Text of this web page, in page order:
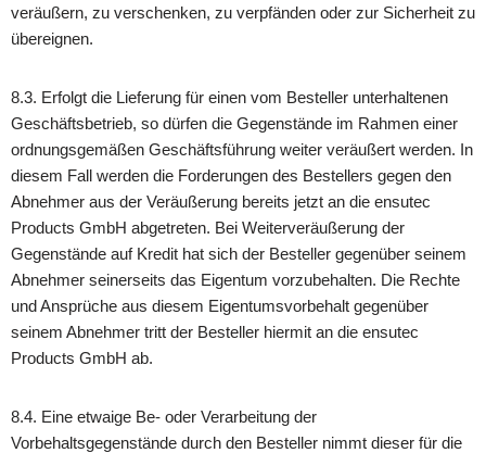
veräußern, zu verschenken, zu verpfänden oder zur Sicherheit zu
übereignen.
8.3. Erfolgt die Lieferung für einen vom Besteller unterhaltenen
Geschäftsbetrieb, so dürfen die Gegenstände im Rahmen einer
ordnungsgemäßen Geschäftsführung weiter veräußert werden. In
diesem Fall werden die Forderungen des Bestellers gegen den
Abnehmer aus der Veräußerung bereits jetzt an die ensutec
Products GmbH abgetreten. Bei Weiterveräußerung der
Gegenstände auf Kredit hat sich der Besteller gegenüber seinem
Abnehmer seinerseits das Eigentum vorzubehalten. Die Rechte
und Ansprüche aus diesem Eigentumsvorbehalt gegenüber
seinem Abnehmer tritt der Besteller hiermit an die ensutec
Products GmbH ab.
8.4. Eine etwaige Be- oder Verarbeitung der
Vorbehaltsgegenstände durch den Besteller nimmt dieser für die